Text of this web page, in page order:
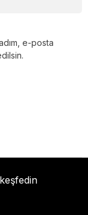
e-posta